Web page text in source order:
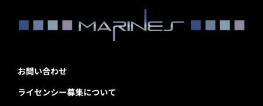
お問い合わせ
ライセンシー募集について